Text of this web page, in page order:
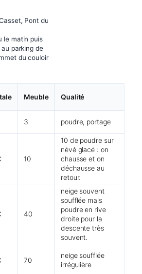
Pont du
le matin puis
parking de
du couloir
Meuble Qualité
3 poudre, portage
10
10 de poudre sur
névé glacé : on
chausse et on
déchausse au
retour.
40
neige souvent
soufflée mais
poudre en rive
droite pour la
descente très
souvent.
70
neige soufflée
irrégulière